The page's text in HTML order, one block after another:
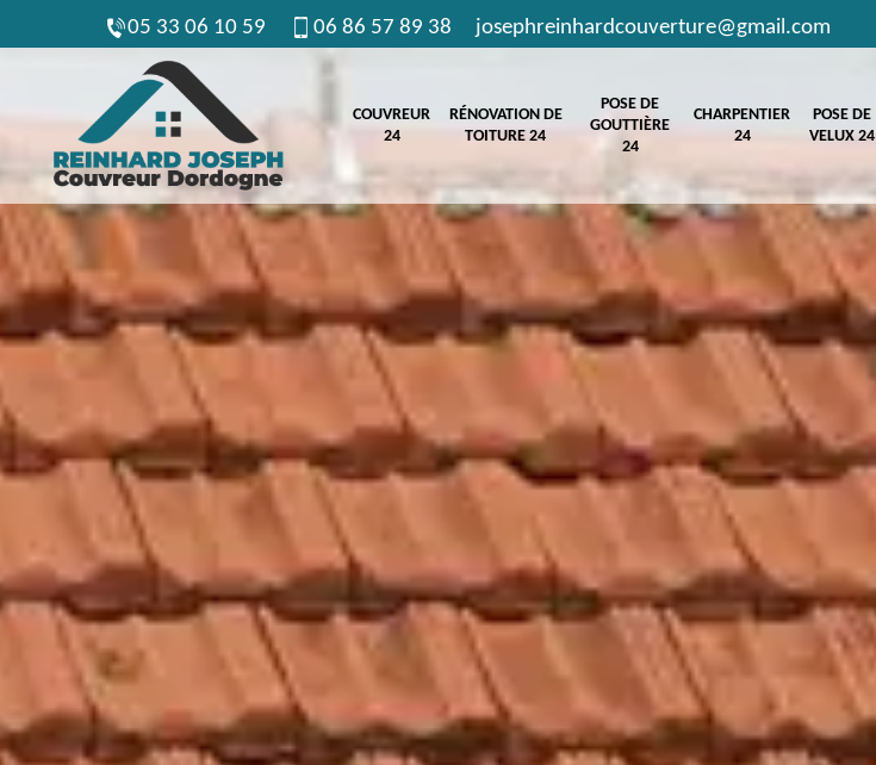
05 33 06 10 59 06 86 57 89 38 josephreinhardcouverture@gmail.com
COUVREUR
24
RÉNOVATION DE
TOITURE 24
POSE DE
GOUTTIÈRE
24
CHARPENTIER
24
POSE DE
VELUX 24